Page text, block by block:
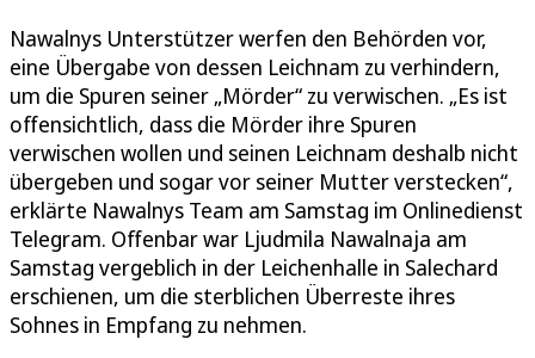
Nawalnys Unterstützer werfen den Behörden vor,
eine Übergabe von dessen Leichnam zu verhindern,
um die Spuren seiner „Mörder“ zu verwischen. „Es ist
offensichtlich, dass die Mörder ihre Spuren
verwischen wollen und seinen Leichnam deshalb nicht
übergeben und sogar vor seiner Mutter verstecken“,
erklärte Nawalnys Team am Samstag im Onlinedienst
Telegram. Offenbar war Ljudmila Nawalnaja am
Samstag vergeblich in der Leichenhalle in Salechard
erschienen, um die sterblichen Überreste ihres
Sohnes in Empfang zu nehmen.